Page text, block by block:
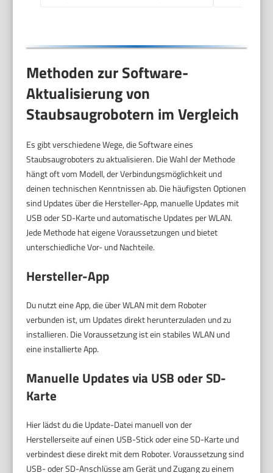
Methoden zur Software-
Aktualisierung von
Staubsaugrobotern im Vergleich
Es gibt verschiedene Wege, die Software eines
Staubsaugroboters zu aktualisieren. Die Wahl der Methode
hängt oft vom Modell, der Verbindungsmöglichkeit und
deinen technischen Kenntnissen ab. Die häufigsten Optionen
sind Updates über die Hersteller-App, manuelle Updates mit
USB oder SD-Karte und automatische Updates per WLAN.
Jede Methode hat eigene Voraussetzungen und bietet
unterschiedliche Vor- und Nachteile.
Hersteller-App
Du nutzt eine App, die über WLAN mit dem Roboter
verbunden ist, um Updates direkt herunterzuladen und zu
installieren. Die Voraussetzung ist ein stabiles WLAN und
eine installierte App.
Manuelle Updates via USB oder SD-
Karte
Hier lädst du die Update-Datei manuell von der
Herstellerseite auf einen USB-Stick oder eine SD-Karte und
verbindest diese direkt mit dem Roboter. Voraussetzung sind
USB- oder SD-Anschlüsse am Gerät und Zugang zu einem